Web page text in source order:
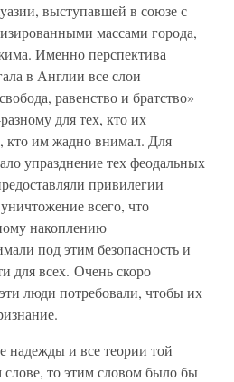
выступавшей в союзе с
массами города,
Именно перспектива
в Англии все слои
равенство и братство»
для тех, кто их
кто им жадно внимал. Для
упразднение тех феодальных
привилегии
всего, что
накоплению
под этим безопасность и
для всех. Очень скоро
люди потребовали, чтобы их
и все теории той
то этим словом было бы